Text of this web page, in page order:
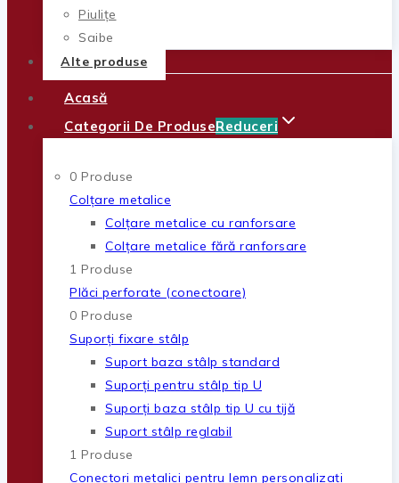
Piulițe
Șaibe
Alte produse
Acasă
Categorii De ProduseReduceri
0 Produse
Colțare metalice
Colțare metalice cu ranforsare
Colțare metalice fără ranforsare
1 Produse
Plăci perforate (conectoare)
0 Produse
Suporți fixare stâlp
Suport baza stâlp standard
Suporți pentru stâlp tip U
Suporți baza stâlp tip U cu tijă
Suport stâlp reglabil
1 Produse
Conectori metalici pentru lemn personalizați